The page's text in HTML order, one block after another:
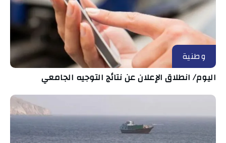
وطنية
اليوم/ انطلاق الإعلان عن نتائج التوجيه الجامعي